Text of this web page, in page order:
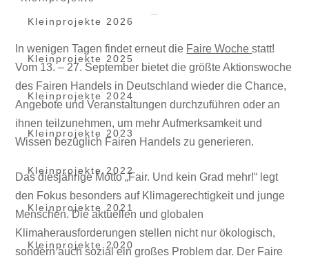
Kleinprojekte 2026
Kleinprojekte 2025
Kleinprojekte 2024
Kleinprojekte 2023
Kleinprojekte 2022
Kleinprojekte 2021
Kleinprojekte 2020
In wenigen Tagen findet erneut die Faire Wochestatt!
Vom 13. – 27. September bietet die größte Aktionswoche
des Fairen Handels in Deutschland wieder die Chance,
Angebote und Veranstaltungen durchzuführen oder an
ihnen teilzunehmen, um mehr Aufmerksamkeit und
Wissen bezüglich Fairen Handels zu generieren.
Das diesjährige Motto „Fair. Und kein Grad mehr!“ legt
den Fokus besonders auf Klimagerechtigkeit und junge
Menschen. Die aktuellen und globalen
Klimaherausforderungen stellen nicht nur ökologisch,
sondern auch sozial ein großes Problem dar. Der Faire